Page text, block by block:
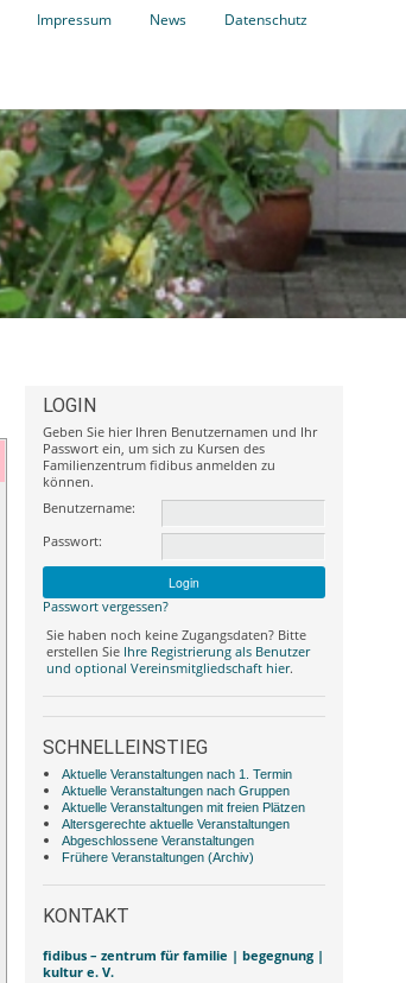
Impressum News Datenschutz
LOGIN
Geben Sie hier Ihren Benutzernamen und Ihr
Passwort ein, um sich zu Kursen des
Familienzentrum fidibus anmelden zu
können.
Benutzername:
Passwort:
Passwort vergessen?
Sie haben noch keine Zugangsdaten? Bitte
erstellen Sie Ihre Registrierung als Benutzer
und optional Vereinsmitgliedschaft hier.
SCHNELLEINSTIEG
Aktuelle Veranstaltungen nach 1. Termin
Aktuelle Veranstaltungen nach Gruppen
Aktuelle Veranstaltungen mit freien Plätzen
Altersgerechte aktuelle Veranstaltungen
Abgeschlossene Veranstaltungen
Frühere Veranstaltungen (Archiv)
KONTAKT
fidibus – zentrum für familie | begegnung |
kultur e. V.